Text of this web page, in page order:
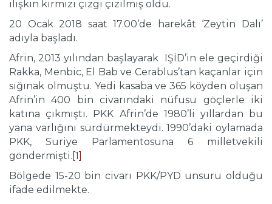
ilişkin kırmızı çizgi çizilmiş oldu.
20 Ocak 2018 saat 17.00’de harekât ‘Zeytin Dalı’
adıyla başladı.
Afrin, 2013 yılından başlayarak IŞİD’in ele geçirdiği
Rakka, Menbic, El Bab ve Cerablus’tan kaçanlar için
sığınak olmuştu. Yedi kasaba ve 365 köyden oluşan
Afrin’in 400 bin civarındaki nüfusu göçlerle iki
katına çıkmıştı. PKK Afrin’de 1980’li yıllardan bu
yana varlığını sürdürmekteydi. 1990’daki oylamada
PKK, Suriye Parlamentosuna 6 milletvekili
göndermişti. [1]
Bölgede 15-20 bin civarı PKK/PYD unsuru olduğu
ifade edilmekte.